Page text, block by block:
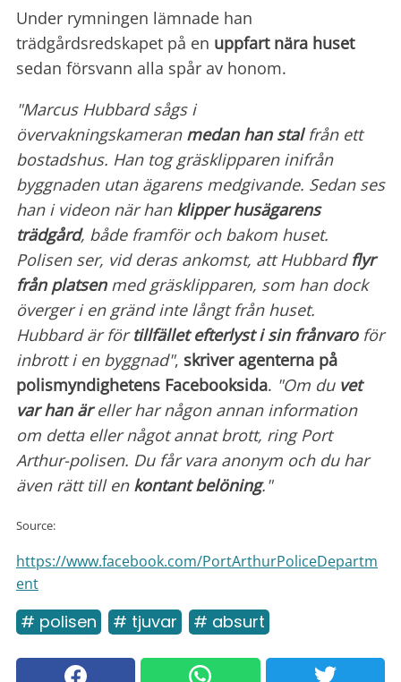
Under rymningen lämnade han
trädgårdsredskapet på en uppfart nära huset
sedan försvann alla spår av honom.
"Marcus Hubbard sågs i
övervakningskameran medan han stalfrån ett
bostadshus. Han tog gräsklipparen inifrån
byggnaden utan ägarens medgivande. Sedan ses
han i videon när han klipper husägarens
trädgård, både framför och bakom huset.
Polisen ser, vid deras ankomst, att Hubbard flyr
från platsenmed gräsklipparen, som han dock
överger i en gränd inte långt från huset.
Hubbard är förtillfället efterlyst i sin frånvaroför
inbrott i en byggnad", skriver agenterna på
polismyndighetens Facebooksida. "Om du vet
var han äreller har någon annan information
om detta eller något annat brott, ring Port
Arthur-polisen. Du får vara anonym och du har
även rätt till en kontant belöning."
Source:
https://www.facebook.com/PortArthurPoliceDepartm
ent
# polisen # tjuvar # absurt